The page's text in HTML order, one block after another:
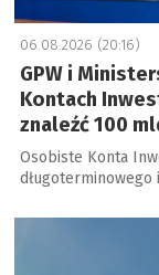
06.08.2026 (20:16)
GPW i
Kontach
znaleźć 100
Osobiste Konta
a